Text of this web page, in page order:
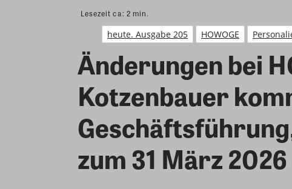
Lesezeit ca: 2 min.
heute. Ausgabe 205 HOWOGE
Änderungen bei
Kotzenbauer
zum 31 März 2026